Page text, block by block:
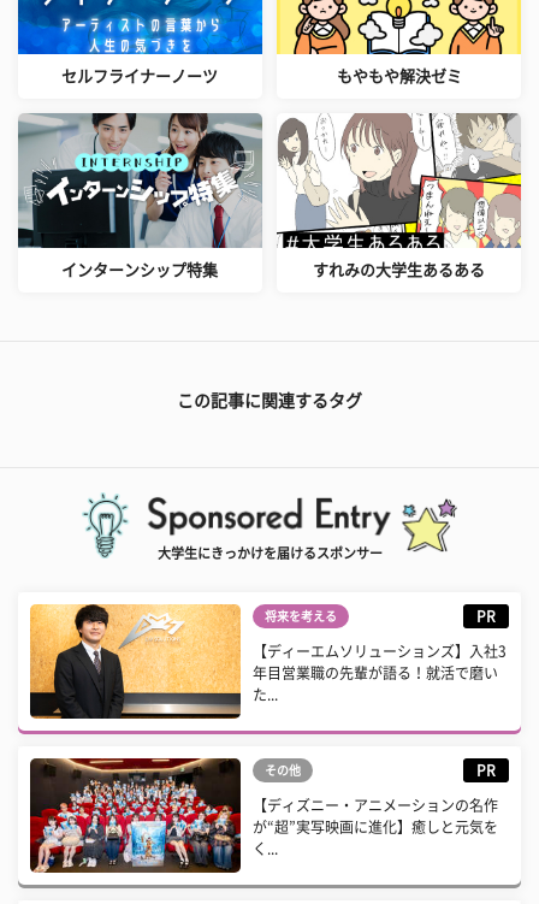
セルフライナーノーツ もやもや解決ゼミ
インターンシップ特集 すれみの大学生あるある
この記事に関連するタグ
大学生にきっかけを届けるスポンサー
将来を考える PR
【ディーエムソリューションズ】入社3
年目営業職の先輩が語る！就活で磨い
た...
その他 PR
【ディズニー・アニメーションの名作
が“超”実写映画に進化】癒しと元気を
く...